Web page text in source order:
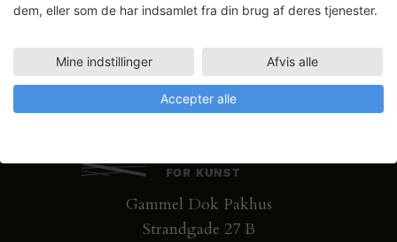
Gammel Dok Pakhus
Strandgade 27 B
dem, eller som de har indsamlet fra din brug af deres tjenester.
Mine indstillinger Afvis alle
Accepter alle